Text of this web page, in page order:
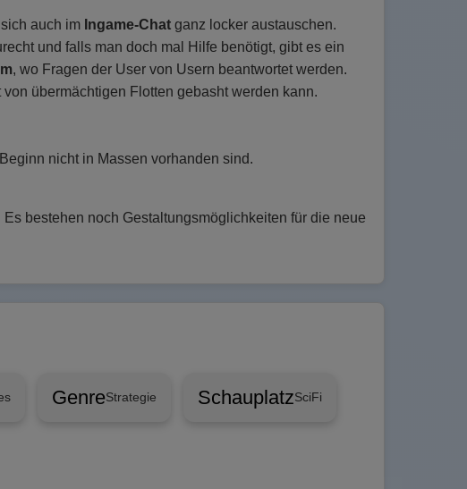
auch im Ingame-Chat ganz locker austauschen.
und falls man doch mal Hilfe benötigt, gibt es ein
, wo Fragen der User von Usern beantwortet werden.
übermächtigen Flotten gebasht werden kann.
nicht in Massen vorhanden sind.
bestehen noch Gestaltungsmöglichkeiten für die neue
GenreStrategie SchauplatzSciFi